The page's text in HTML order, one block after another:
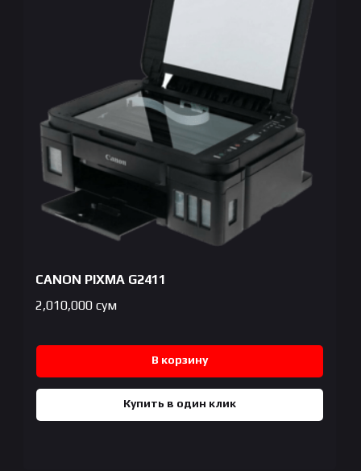
CANON PIXMA G2411
2,010,000 сум
В корзину
Купить в один клик